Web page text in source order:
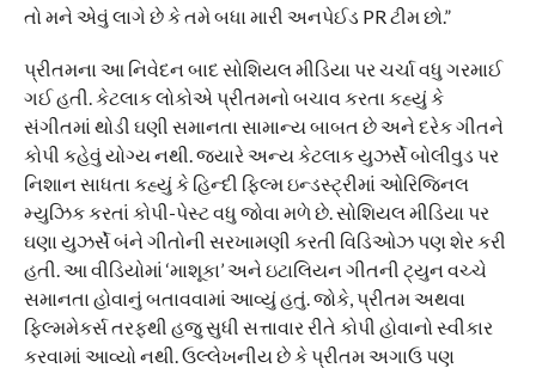
તો મને એવું લાગે છે કે તમે બધા મારી અનપેઈડ PR ટીમ છો.”
પ્રીતમના આ નિવેદન બાદ સોશિયલ મીડિયા પર ચર્ચા વધુ ગરમાઈ
ગઈ હતી. કેટલાક લોકોએ પ્રીતમનો બચાવ કરતા કહ્યું કે
સંગીતમાં થોડી ઘણી સમાનતા સામાન્ય બાબત છે અને દરેક ગીતને
કોપી કહેવું યોગ્ય નથી. જ્યારે અન્ય કેટલાક યુઝર્સે બોલીવુડ પર
નિશાન સાધતા કહ્યું કે હિન્દી ફિલ્મ ઇન્ડસ્ટ્રીમાં ઓરિજિનલ
મ્યુઝિક કરતાં કોપી-પેસ્ટ વધુ જોવા મળે છે. સોશિયલ મીડિયા પર
ઘણા યુઝર્સે બંને ગીતોની સરખામણી કરતી વિડિઓઝ પણ શેર કરી
હતી. આ વીડિયોમાં ‘માશૂકા’ અને ઇટાલિયન ગીતની ટ્યુન વચ્ચે
સમાનતા હોવાનું બતાવવામાં આવ્યું હતું. જોકે, પ્રીતમ અથવા
ફિલ્મમેકર્સ તરફથી હજુ સુધી સત્તાવાર રીતે કોપી હોવાનો સ્વીકાર
કરવામાં આવ્યો નથી. ઉલ્લેખનીય છે કે પ્રીતમ અગાઉ પણ